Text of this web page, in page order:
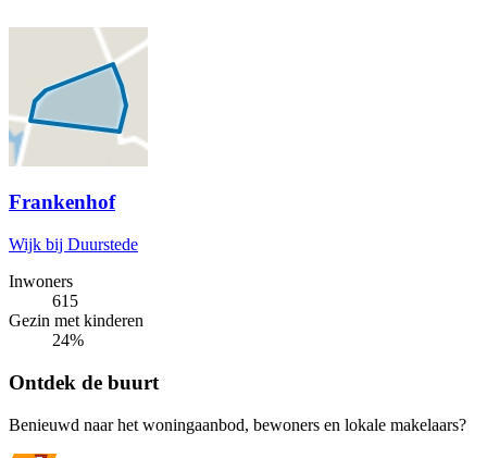
Frankenhof
Wijk bij Duurstede
Inwoners
615
Gezin met kinderen
24%
Ontdek de buurt
Benieuwd naar het woningaanbod, bewoners en lokale makelaars?